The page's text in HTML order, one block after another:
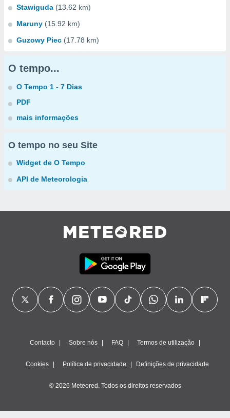
Stawiguda (13.62 km)
Maruny (15.92 km)
Guzowy Piec (17.78 km)
O tempo...
O Tempo 1 - 7 Dias
PDF
mais informações
O tempo no seu Site
Widget de O Tempo
API de Meteorologia
Contacto Sobre nós FAQ Termos de utilização
Cookies Política de privacidade Definições de privacidade
© 2026 Meteored. Todos os direitos reservados